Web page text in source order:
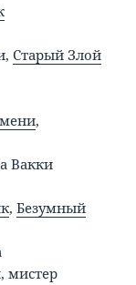
Старый Злой
,
Вакки
,Безумный
мистер